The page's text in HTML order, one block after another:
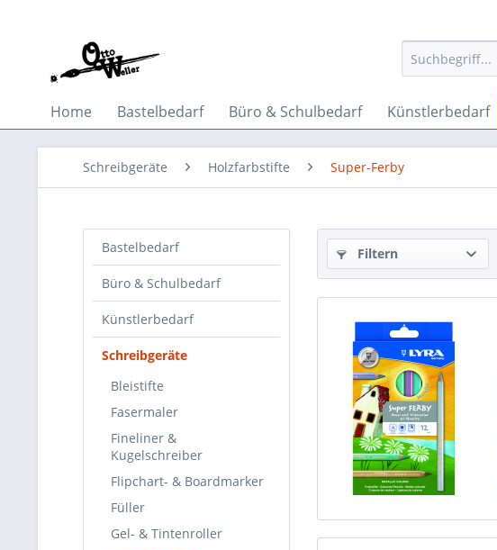
Home Bastelbedarf Büro & Schulbedarf Künstlerbedarf
Schreibgeräte Holzfarbstifte Super-Ferby
Bastelbedarf
Büro & Schulbedarf
Künstlerbedarf
Schreibgeräte
Bleistifte
Fasermaler
Fineliner &
Kugelschreiber
Flipchart- & Boardmarker
Füller
Gel- & Tintenroller
Filtern